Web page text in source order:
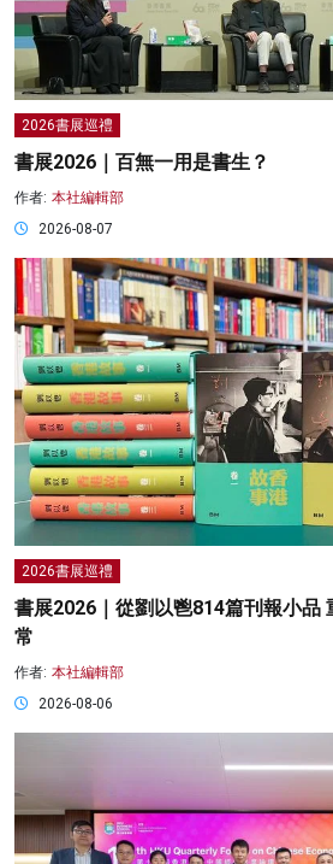
2026書展巡禮
書展2026｜百無一用是書生？
作者: 本社編輯部
2026-08-07
2026書展巡禮
書展2026｜從劉以鬯814篇刊報小品
常
作者: 本社編輯部
2026-08-06